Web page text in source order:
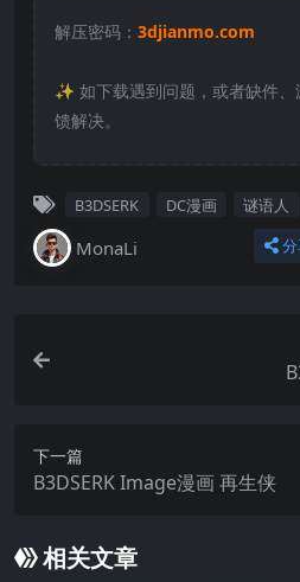
解压密码： 3djianmo.com
✨️ 如下载遇到问题，或者缺件
馈解决。
B3DSERK DC漫画 谜语人
MonaLi
下一篇
B3DSERK Image漫画 再生侠
相关文章